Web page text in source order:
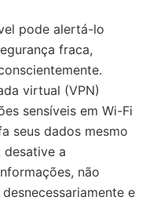
pode alertá-lo
fraca,
virtual (VPN)
sensíveis em Wi-Fi
seus dados mesmo
desative a
não
e